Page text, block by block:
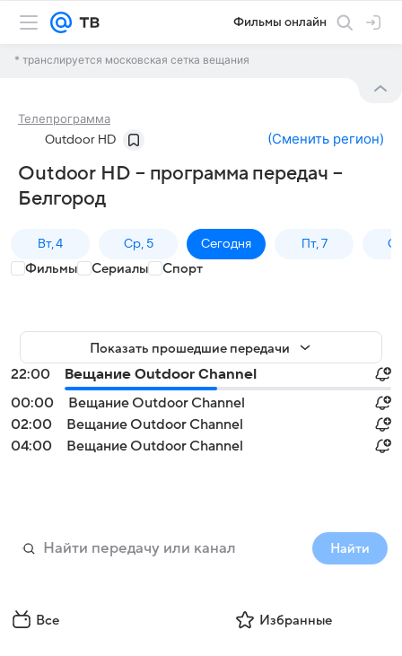
Фильмы онлайн
* транслируется московская сетка вещания
Телепрограмма
Outdoor HD (Сменить регион)
Outdoor HD – программа передач –
Белгород
Вт, 4 Ср, 5 Сегодня Пт, 7
Фильмы Сериалы Спорт
Показать прошедшие передачи
22:00
Вещание Outdoor Channel
00:00
Вещание Outdoor Channel
02:00
Вещание Outdoor Channel
04:00
Вещание Outdoor Channel
Найти
Все Избранные